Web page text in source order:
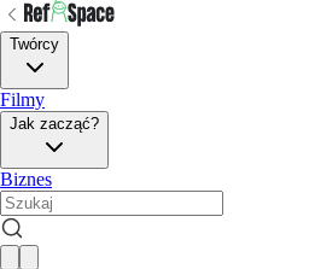
Twórcy
Filmy
Jak zacząć?
Biznes